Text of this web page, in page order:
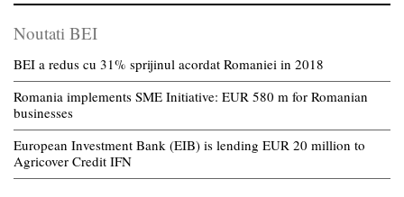
Noutati BEI
BEI a redus cu 31% sprijinul acordat Romaniei in 2018
Romania implements SME Initiative: EUR 580 m for Romanian
businesses
European Investment Bank (EIB) is lending EUR 20 million to
Agricover Credit IFN